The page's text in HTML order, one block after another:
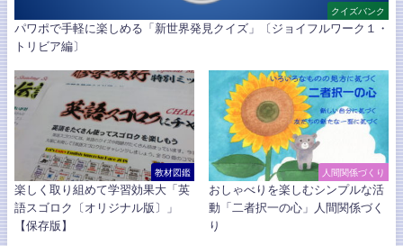
クイズバンク
パワポで手軽に楽しめる「新世界発見クイズ」〔ジョイフルワーク１・
トリビア編〕
教材図鑑
楽しく取り組めて学習効果大「英
語スゴロク〔オリジナル版〕」
【保存版】
人間関係づくり
おしゃべりを楽しむシンプルな活
動「二者択一の心」人間関係づく
り